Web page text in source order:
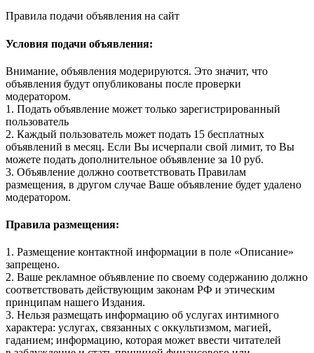
Правила подачи объявления на сайт
Условия подачи объявления:
Внимание, объявления модерируются. Это значит, что
объявления будут опубликованы после проверки
модератором.
1. Подать объявление может только зарегистрированный
пользователь
2. Каждый пользователь может подать 15 бесплатных
объявлений в месяц. Если Вы исчерпали свой лимит, то Вы
можете подать дополнительное объявление за 10 руб.
3. Объявление должно соответствовать Правилам
размещения, в другом случае Ваше объявление будет удалено
модератором.
Правила размещения:
1. Размещение контактной информации в поле «Описание»
запрещено.
2. Ваше рекламное объявление по своему содержанию должно
соответствовать действующим законам РФ и этическим
принципам нашего Издания.
3. Нельзя размещать информацию об услугах интимного
характера: услугах, связанных с оккультизмом, магией,
гаданием; информацию, которая может ввести читателей